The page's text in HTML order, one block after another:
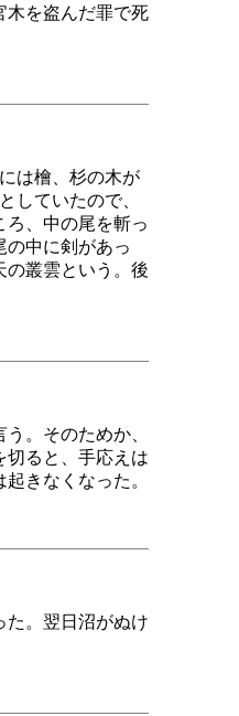
木を盗んだ罪で死
は檜、杉の木が
していたので、
、中の尾を斬っ
の中に剣があっ
の叢雲という。後
。そのためか、
切ると、手応えは
きなくなった。
た。翌日沼がぬけ